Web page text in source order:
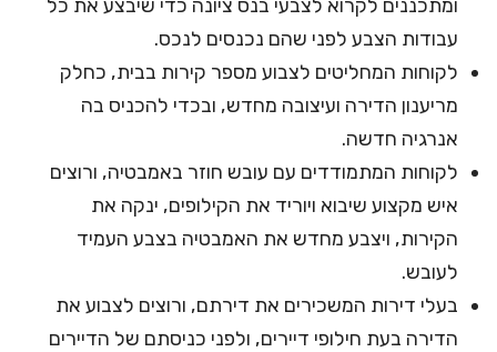
ומתכננים לקרוא לצבעי בנס ציונה כדי שיבצע את כל
עבודות הצבע לפני שהם נכנסים לנכס.
לקוחות המחליטים לצבוע מספר קירות בבית, כחלק
מריענון הדירה ועיצובה מחדש, ובכדי להכניס בה
אנרגיה חדשה.
לקוחות המתמודדים עם עובש חוזר באמבטיה, ורוצים
איש מקצוע שיבוא ויוריד את הקילופים, ינקה את
הקירות, ויצבע מחדש את האמבטיה בצבע העמיד
לעובש.
בעלי דירות המשכירים את דירתם, ורוצים לצבוע את
הדירה בעת חילופי דיירים, ולפני כניסתם של הדיירים